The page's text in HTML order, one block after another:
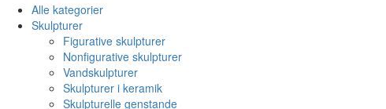
Alle kategorier
Skulpturer
Figurative skulpturer
Nonfigurative skulpturer
Vandskulpturer
Skulpturer i keramik
Skulpturelle genstande